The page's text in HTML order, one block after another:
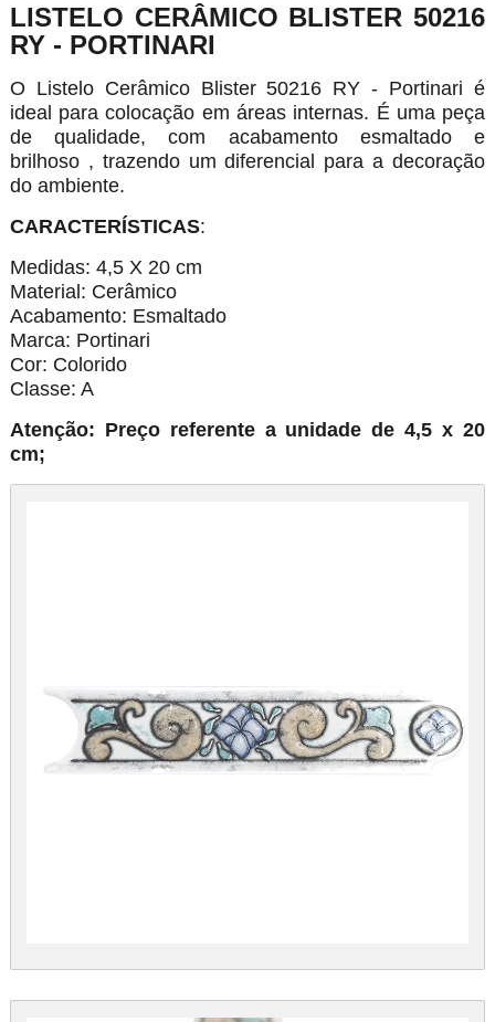
LISTELO CERÂMICO BLISTER 50216
RY - PORTINARI
O Listelo Cerâmico Blister 50216 RY - Portinari é
ideal para colocação em áreas internas. É uma peça
de qualidade, com acabamento esmaltado e
brilhoso , trazendo um diferencial para a decoração
do ambiente.
CARACTERÍSTICAS:
Medidas: 4,5 X 20 cm
Material: Cerâmico
Acabamento: Esmaltado
Marca: Portinari
Cor: Colorido
Classe: A
Atenção: Preço referente a unidade de 4,5 x 20
cm;